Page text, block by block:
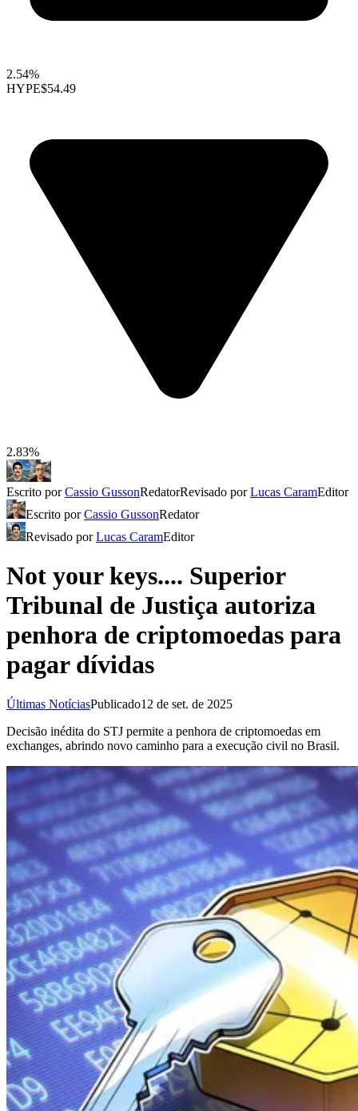
2.54%
HYPE$54.49
2.83%
Escrito porCassio GussonRedatorRevisado porLucas CaramEditor
Escrito porCassio GussonRedator
Revisado porLucas CaramEditor
Not your keys.... Superior
Tribunal de Justiça autoriza
penhora de criptomoedas para
pagar dívidas
Últimas NotíciasPublicado12 de set. de 2025
Decisão inédita do STJ permite a penhora de criptomoedas em
exchanges, abrindo novo caminho para a execução civil no Brasil.